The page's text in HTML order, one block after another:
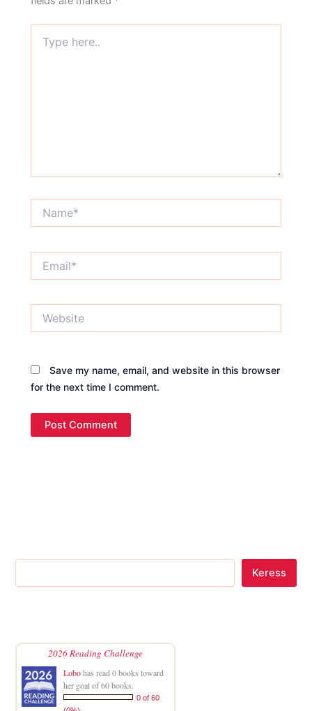
here..
Save my name, email, and website in this browser
for the next time I comment.
Keress
2026 Reading Challenge
Lobohas read 0 books toward
her goal of 60 books.
0 of 60